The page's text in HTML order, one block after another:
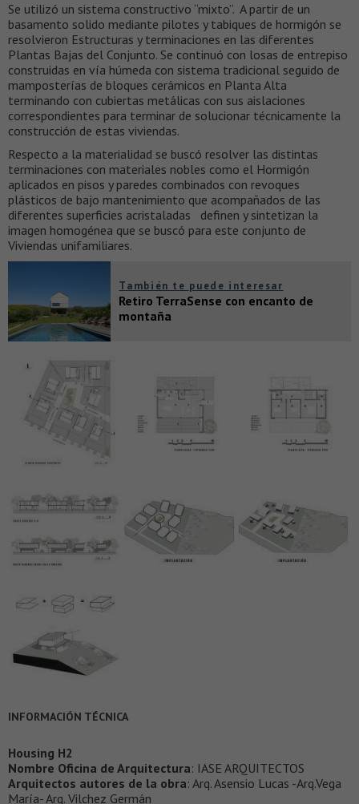
Se utilizó un sistema constructivo “mixto”. A partir de un
basamento solido mediante pilotes y tabiques de hormigón se
resolvieron Estructuras y terminaciones en las diferentes
Plantas Bajas del Conjunto. Se continuó con losas de entrepiso
construidas en vía húmeda con sistema tradicional seguido de
mamposterías de bloques cerámicos en Planta Alta
terminando con cubiertas metálicas con sus aislaciones
correspondientes para terminar de solucionar técnicamente la
construcción de estas viviendas.
Respecto a la materialidad se buscó resolver las distintas
terminaciones con materiales nobles como el Hormigón
aplicados en pisos y paredes combinados con revoques
plásticos de bajo mantenimiento que acompañados de las
diferentes superficies acristaladas definen y sintetizan la
imagen homogénea que se buscó para este conjunto de
Viviendas unifamiliares.
También te puede interesar
Retiro TerraSense con encanto de
montaña
INFORMACIÓN TÉCNICA
Housing H2
Nombre Oficina de Arquitectura: IASE ARQUITECTOS
Arquitectos autores de la obra: Arq. Asensio Lucas -Arq.Vega
María- Arq. Vilchez Germán